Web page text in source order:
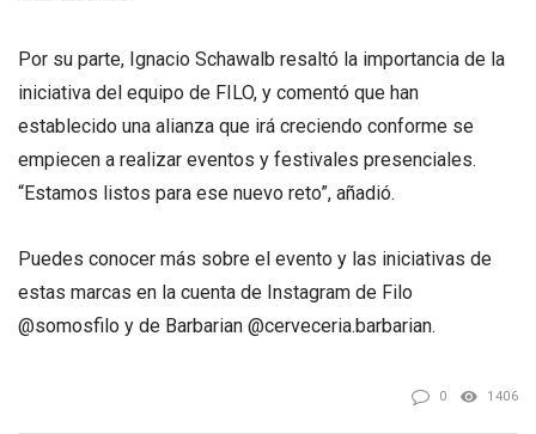
Por su parte, Ignacio Schawalb resaltó la importancia de la
iniciativa del equipo de FILO, y comentó que han
establecido una alianza que irá creciendo conforme se
empiecen a realizar eventos y festivales presenciales.
“Estamos listos para ese nuevo reto”, añadió.
Puedes conocer más sobre el evento y las iniciativas de
estas marcas en la cuenta de Instagram de Filo
@somosfilo y de Barbarian @cerveceria.barbarian.
0 1406